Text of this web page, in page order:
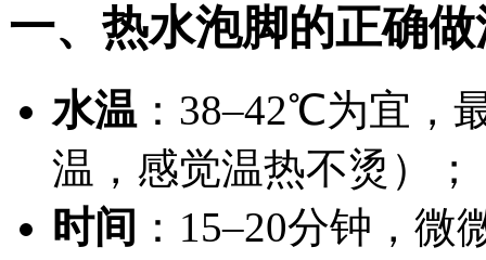
一、热水泡脚的正确
水温 ：38–42℃为宜，
温，感觉温热不烫）；
时间 ：15–20分钟，